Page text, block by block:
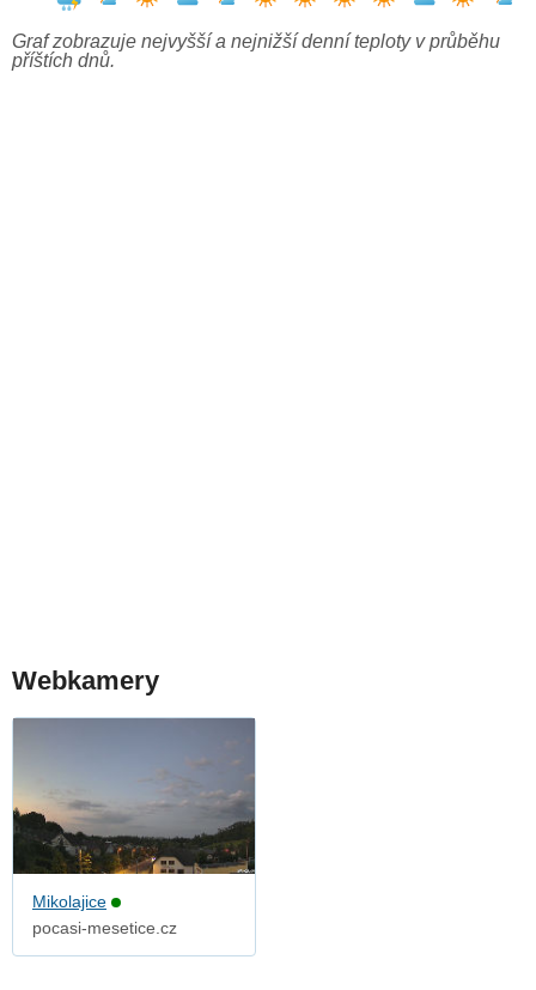
Graf zobrazuje nejvyšší a nejnižší denní teploty v průběhu
příštích dnů.
Webkamery
Mikolajice
pocasi-mesetice.cz